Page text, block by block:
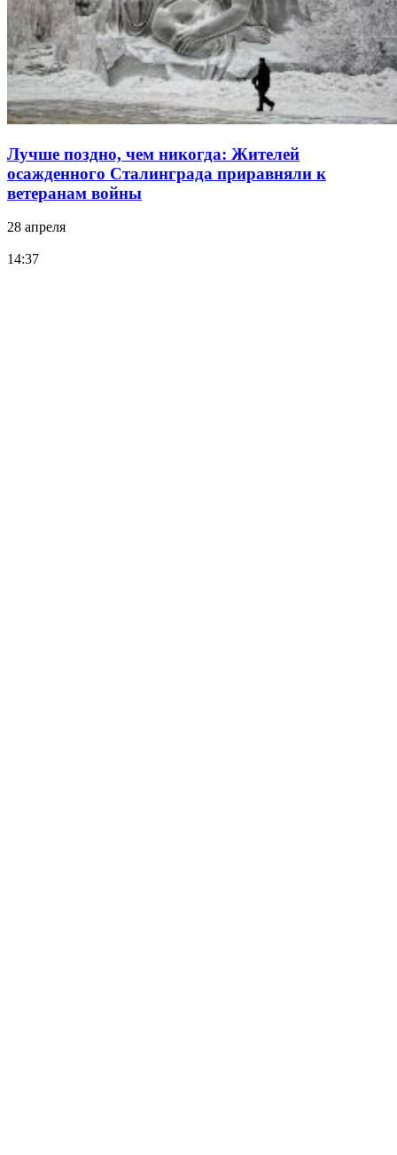
Лучше поздно, чем никогда: Жителей
осажденного Сталинграда приравняли к
ветеранам войны
28 апреля
14:37